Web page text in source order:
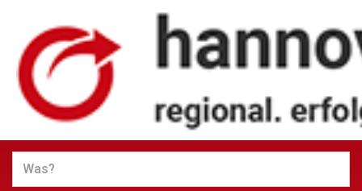
Jobs und Stellenangebote in
Hannover